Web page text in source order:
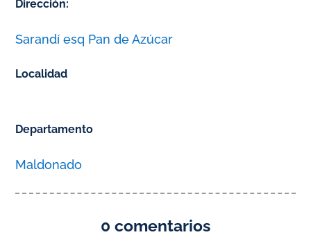
Dirección:
Sarandí esq Pan de Azúcar
Localidad
Departamento
Maldonado
0 comentarios